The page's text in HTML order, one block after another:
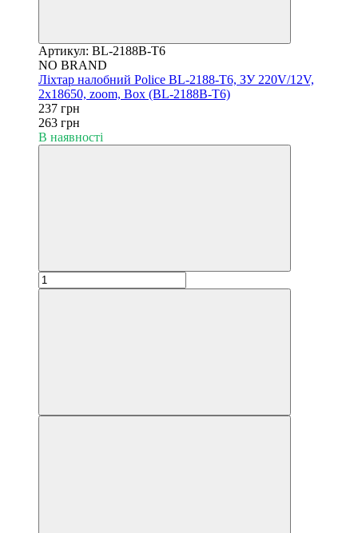
Артикул: BL-2188B-T6
NO BRAND
Ліхтар налобний Police BL-2188-T6, ЗУ 220V/12V,
2х18650, zoom, Box (BL-2188В-T6)
237 грн
263 грн
В наявності